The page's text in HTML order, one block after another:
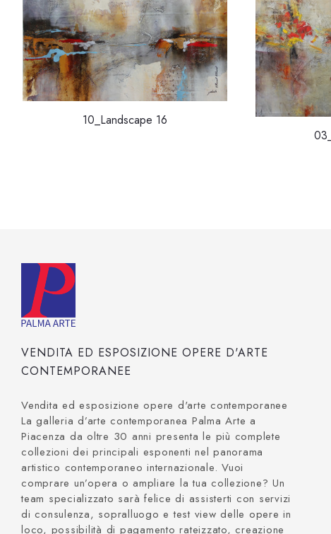
10_Landscape 16
VENDITA ED ESPOSIZIONE OPERE D'ARTE
CONTEMPORANEE
Vendita ed esposizione opere d'arte contemporanee
La galleria d’arte contemporanea Palma Arte a
Piacenza da oltre 30 anni presenta le più complete
collezioni dei principali esponenti nel panorama
artistico contemporaneo internazionale. Vuoi
comprare un’opera o ampliare la tua collezione? Un
team specializzato sarà felice di assisterti con servizi
di consulenza, sopralluogo e test view delle opere in
loco, possibilità di pagamento rateizzato, creazione